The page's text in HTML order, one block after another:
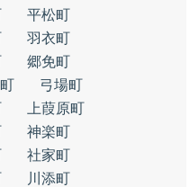
平松町
羽衣町
郷免町
弓場町
上葭原町
神楽町
社家町
川添町